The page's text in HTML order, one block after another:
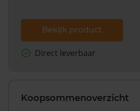
Bekijk product
Direct leverbaar
Koopsommenoverzicht